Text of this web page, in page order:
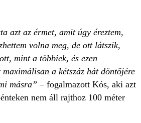
azt az érmet, amit úgy éreztem,
volna meg, de ott látszik,
mint a többiek, és ezen
a kétszáz hát döntőjére
másra” – fogalmazott Kós, aki azt
nem áll rajthoz 100 méter